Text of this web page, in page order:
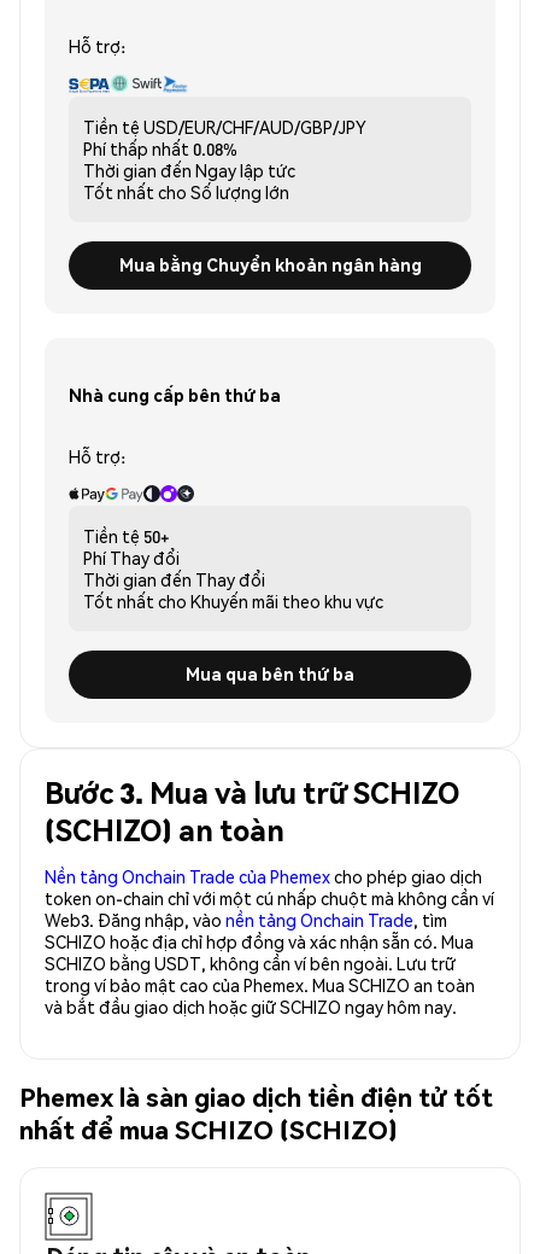
Hỗ trợ:
Tiền tệ USD/EUR/CHF/AUD/GBP/JPY
Phí thấp nhất 0.08%
Thời gian đến Ngay lập tức
Tốt nhất cho Số lượng lớn
Mua bằng Chuyển khoản ngân hàng
Nhà cung cấp bên thứ ba
Hỗ trợ:
Tiền tệ 50+
Phí Thay đổi
Thời gian đến Thay đổi
Tốt nhất cho Khuyến mãi theo khu vực
Mua qua bên thứ ba
Bước 3. Mua và lưu trữ SCHIZO
(SCHIZO) an toàn
Nền tảng Onchain Trade của Phemexcho phép giao dịch
token on-chain chỉ với một cú nhấp chuột mà không cần ví
Web3. Đăng nhập, vào nền tảng Onchain Trade, tìm
SCHIZO hoặc địa chỉ hợp đồng và xác nhận sẵn có. Mua
SCHIZO bằng USDT, không cần ví bên ngoài. Lưu trữ
trong ví bảo mật cao của Phemex. Mua SCHIZO an toàn
và bắt đầu giao dịch hoặc giữ SCHIZO ngay hôm nay.
Phemex là sàn giao dịch tiền điện tử tốt
nhất để mua SCHIZO (SCHIZO)